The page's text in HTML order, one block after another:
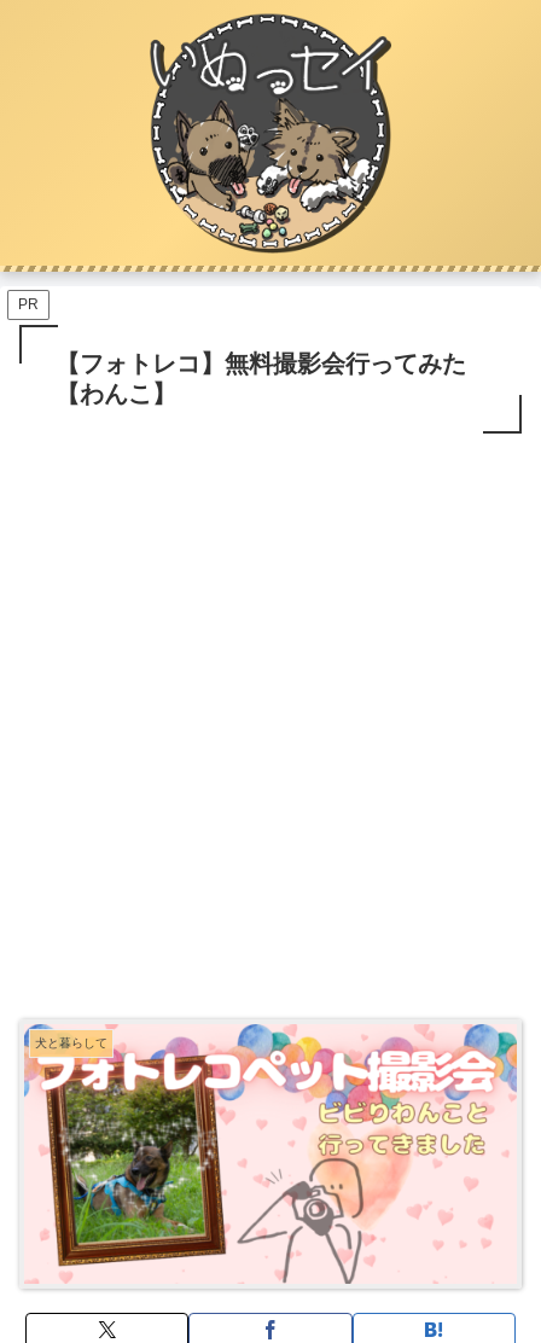
PR
【フォトレコ】無料撮影会行ってみた
【わんこ】
犬と暮らして